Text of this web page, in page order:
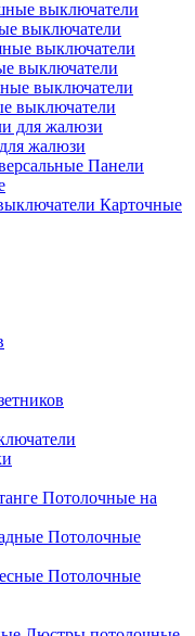
выключатели
выключатели
выключатели
жалюзи
Панели
Карточные
Потолочные на
Потолочные
Потолочные